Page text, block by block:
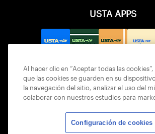
USTA APPS
Al hacer clic en “Aceptar todas las
que las cookies se guarden en su
la navegación del sitio, analizar el uso del
colaborar con nuestros estudios para
Configuración de cookies